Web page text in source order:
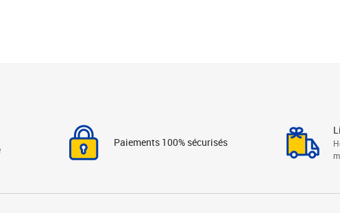
Paiements 100% sécurisés